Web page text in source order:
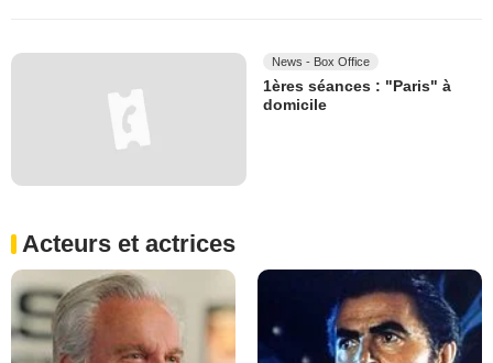
News - Box Office
1ères séances : "Paris" à
domicile
Acteurs et actrices